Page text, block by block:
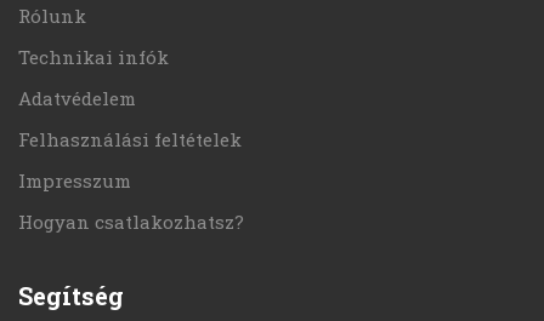
Rólunk
Technikai infók
Adatvédelem
Felhasználási feltételek
Impresszum
Hogyan csatlakozhatsz?
Segítség